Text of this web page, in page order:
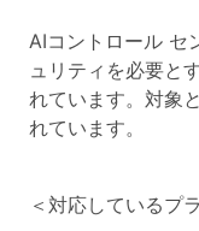
AIコントロール セ
ュリティを必要と
れています。対象
れています。
＜対応しているプ